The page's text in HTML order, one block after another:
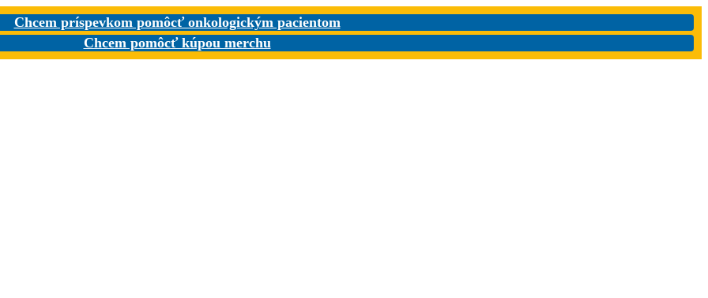
Chcem príspevkom pomôcť onkologickým pacientom
Chcem pomôcť kúpou merchu